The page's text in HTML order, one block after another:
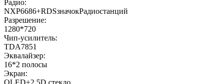
Радио:
NXP6686+RDSзначокРадиостанций
Разрешение:
1280*720
Чип-усилитель:
TDA7851
Эквалайзер:
16*2 полосы
Экран:
QLED+2.5D стекло